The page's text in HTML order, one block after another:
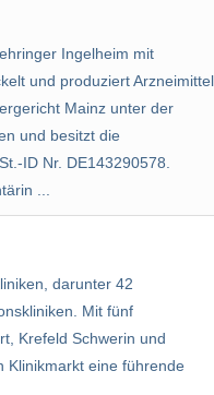
Mrd. EUR
Ingelheim mit
und produziert Arzneimittel
Mainz unter der
und besitzt die
ID Nr. DE143290578.
...
Mrd. EUR
darunter 42
Mit fünf
Krefeld Schwerin und
Klinikmarkt eine führende